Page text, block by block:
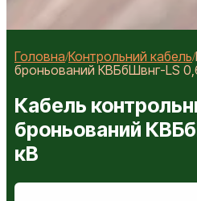
Головна/Контрольний кабель/
броньований КВБбШвнг-LS
Кабель
броньований
кВ